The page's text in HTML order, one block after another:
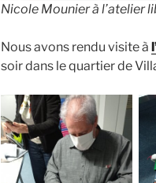
Nicole Mounier à l’atelier
Nous avons rendu visite à
soir dans le quartier de